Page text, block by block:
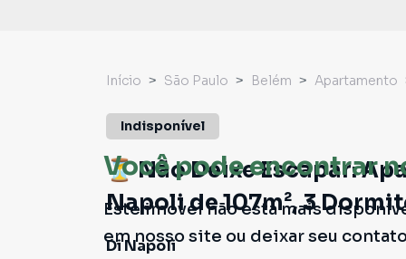
Você pode encontrar
Este imóvel não está mais
em nosso site ou deixar seu
Início São Paulo Belém Apartamento
Indisponível
⏳ Não Deixe Escapar:
Napoli de 107m², 3
Di Napoli